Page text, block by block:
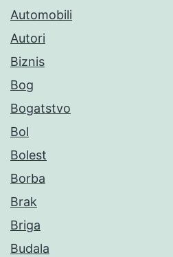
Automobili
Autori
Biznis
Bog
Bogatstvo
Bol
Bolest
Borba
Brak
Briga
Budala